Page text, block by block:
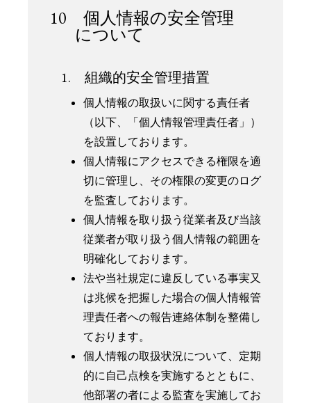
10 個人情報の安全管理
について
1. 組織的安全管理措置
個人情報の取扱いに関する責任者
（以下、「個人情報管理責任者」）
を設置しております。
個人情報にアクセスできる権限を適
切に管理し、その権限の変更のログ
を監査しております。
個人情報を取り扱う従業者及び当該
従業者が取り扱う個人情報の範囲を
明確化しております。
法や当社規定に違反している事実又
は兆候を把握した場合の個人情報管
理責任者への報告連絡体制を整備し
ております。
個人情報の取扱状況について、定期
的に自己点検を実施するとともに、
他部署の者による監査を実施してお